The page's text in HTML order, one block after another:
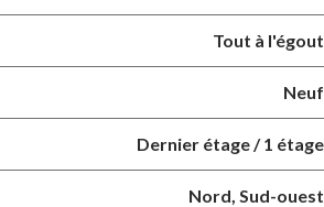
Tout à l'égout
Neuf
Dernier étage / 1 étage
Nord, Sud-ouest